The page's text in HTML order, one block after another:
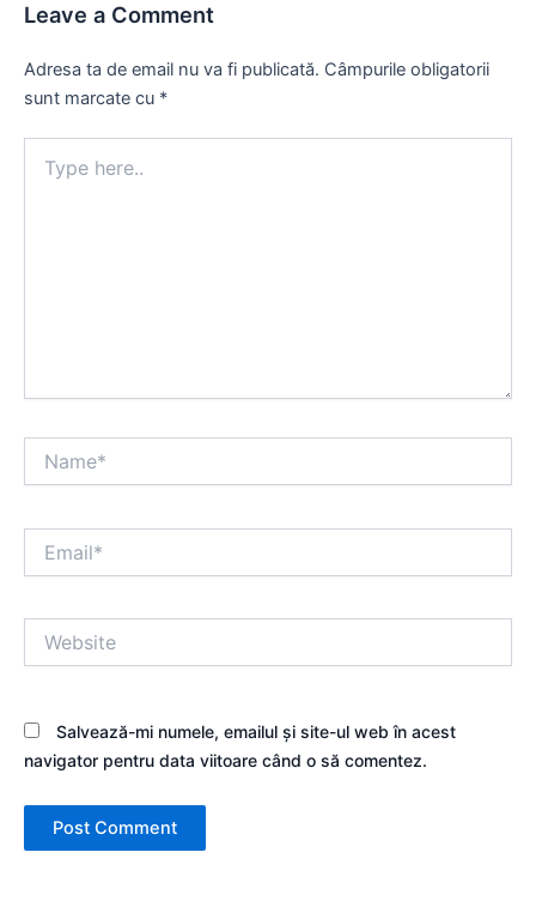
Leave a Comment
Adresa ta de email nu va fi publicată. Câmpurile obligatorii
sunt marcate cu *
here..
Salvează-mi numele, emailul și site-ul web în acest
navigator pentru data viitoare când o să comentez.